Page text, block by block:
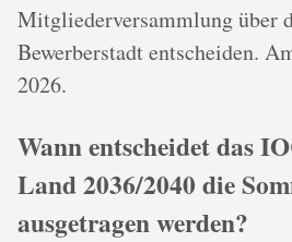
Mitgliederversammlung über
Bewerberstadt entscheiden.
2026.
Wann entscheidet das
Land 2036/2040 die
ausgetragen werden?